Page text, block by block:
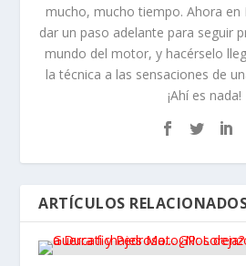
mucho, mucho tiempo. Ahora
dar un paso adelante para seguir
mundo del motor, y hacérselo
la técnica a las sensaciones de
¡Ahí es nada!
ARTÍCULOS